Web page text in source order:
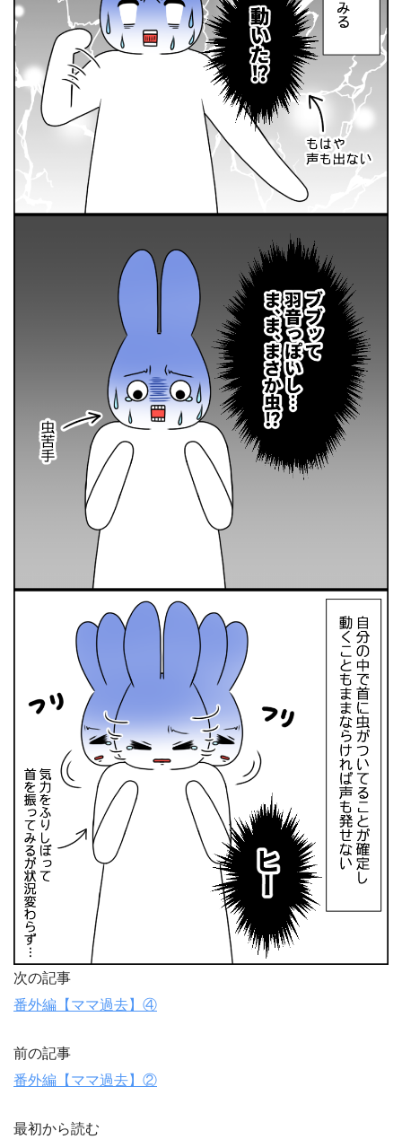
次の記事
番外編【ママ過去】④
前の記事
番外編【ママ過去】②
最初から読む